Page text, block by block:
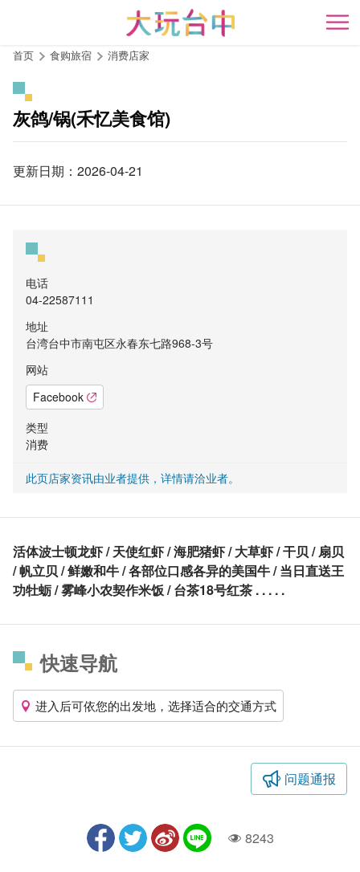
开
首页 食购旅宿 消费店家
灰鸽/锅(禾忆美食馆)
更新日期：2026-04-21
电话
04-22587111
地址
台湾台中市南屯区永春东七路968-3号
网站
Facebook
类型
消费
此页店家资讯由业者提供，详情请洽业者。
活体波士顿龙虾 / 天使红虾 / 海肥猪虾 / 大草虾 / 干贝 / 扇贝
/ 帆立贝 / 鲜嫩和牛 / 各部位口感各异的美国牛 / 当日直送王
功牡蛎 / 雾峰小农契作米饭 / 台茶18号红茶 . . . . .
快速导航
进入后可依您的出发地，选择适合的交通方式
问题通报
人气8243